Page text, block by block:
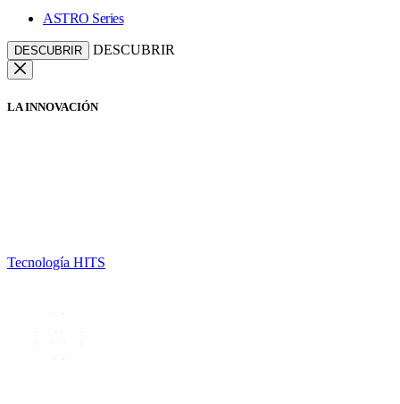
ASTRO Series
DESCUBRIR DESCUBRIR
LA INNOVACIÓN
Tecnología HITS